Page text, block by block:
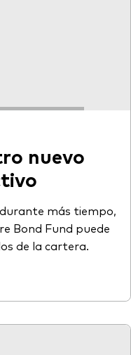
nuevo
más tiempo,
Bond Fund puede
de la cartera.